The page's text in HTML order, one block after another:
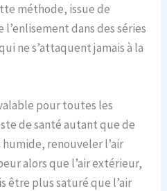
méthode, issue de
dans des séries
ne s’attaquent jamais à la
pour toutes les
de santé autant que de
renouveler l’air
alors que l’air extérieur,
être plus saturé que l’air